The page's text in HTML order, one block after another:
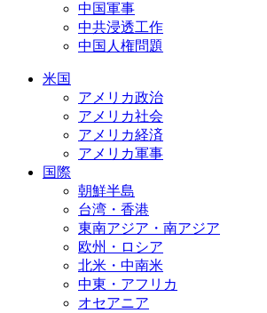
中国軍事
中共浸透工作
中国人権問題
米国
アメリカ政治
アメリカ社会
アメリカ経済
アメリカ軍事
国際
朝鮮半島
台湾・香港
東南アジア・南アジア
欧州・ロシア
北米・中南米
中東・アフリカ
オセアニア